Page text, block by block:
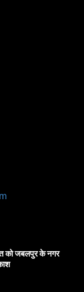
जबलपुर के नगर